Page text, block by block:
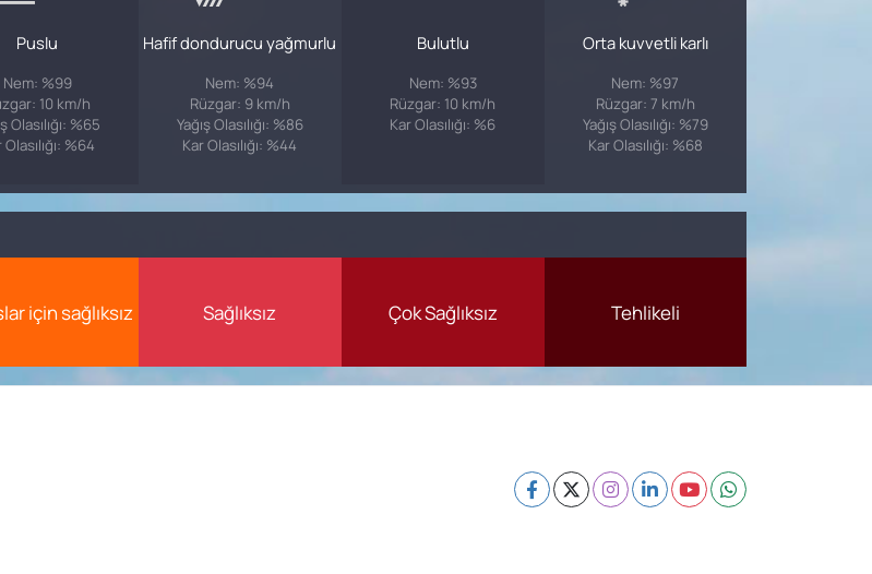
Puslu
Nem: %99
10 km/h
Olasılığı: %65
Olasılığı: %64
Hafif dondurucu yağmurlu
Nem: %94
Rüzgar: 9 km/h
Yağış Olasılığı: %86
Kar Olasılığı: %44
Bulutlu
Nem: %93
Rüzgar: 10 km/h
Kar Olasılığı: %6
Orta kuvvetli karlı
Nem: %97
Rüzgar: 7 km/h
Yağış Olasılığı: %79
Kar Olasılığı: %68
için sağlıksız Sağlıksız Çok Sağlıksız Tehlikeli